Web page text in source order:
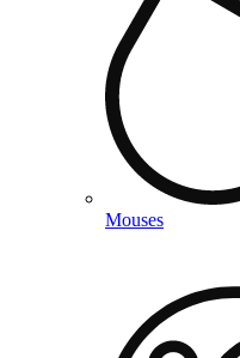
Mouses